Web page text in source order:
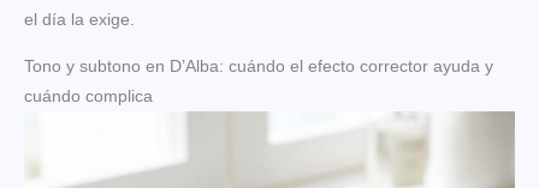
el día la exige.
Tono y subtono en D’Alba: cuándo el efecto corrector ayuda y
cuándo complica